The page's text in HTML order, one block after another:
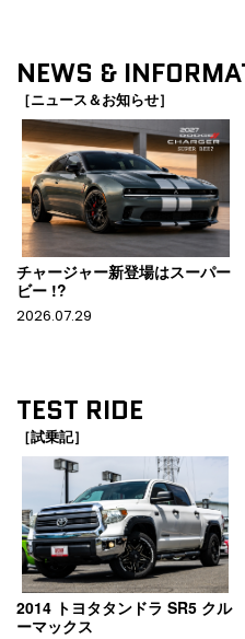
NEWS &
［ニュース＆お知らせ］
チャージャー新登場はスーパー
ビー !?
2026.07.29
TEST RIDE
［試乗記］
2014 トヨタタンドラ SR5 クル
ーマックス